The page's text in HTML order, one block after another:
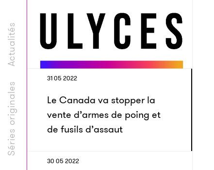
Séries originales
Actualités
31 05 2022
Le Canada va stopper la
vente d’armes de poing et
de fusils d’assaut
30 05 2022